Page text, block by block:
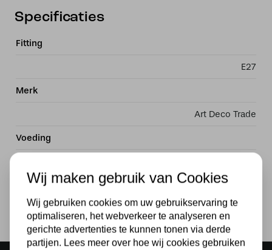
Specificaties
Fitting
E27
Merk
Art Deco Trade
Voeding
Lichtbron
Wij maken gebruik van Cookies
Wij gebruiken cookies om uw gebruikservaring te
optimaliseren, het webverkeer te analyseren en
gerichte advertenties te kunnen tonen via derde
partijen. Lees meer over hoe wij cookies gebruiken